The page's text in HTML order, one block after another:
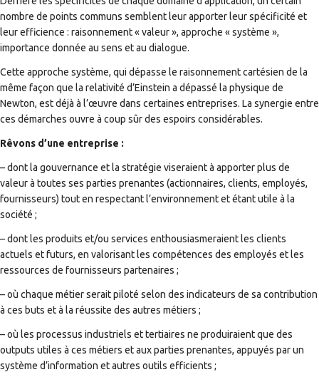
nombre de points communs semblent leur apporter leur spécificité et
leur efficience : raisonnement « valeur », approche « système »,
importance donnée au sens et au dialogue.
Cette approche système, qui dépasse le raisonnement cartésien de la
même façon que la relativité d’Einstein a dépassé la physique de
Newton, est déjà à l’œuvre dans certaines entreprises. La synergie entre
ces démarches ouvre à coup sûr des espoirs considérables.
Rêvons d’une entreprise :
– dont la gouvernance et la stratégie viseraient à apporter plus de
valeur à toutes ses parties prenantes (actionnaires, clients, employés,
fournisseurs) tout en respectant l’environnement et étant utile à la
société ;
– dont les produits et/ou services enthousiasmeraient les clients
actuels et futurs, en valorisant les compétences des employés et les
ressources de fournisseurs partenaires ;
– où chaque métier serait piloté selon des indicateurs de sa contribution
à ces buts et à la réussite des autres métiers ;
– où les processus industriels et tertiaires ne produiraient que des
outputs utiles à ces métiers et aux parties prenantes, appuyés par un
système d’information et autres outils efficients ;